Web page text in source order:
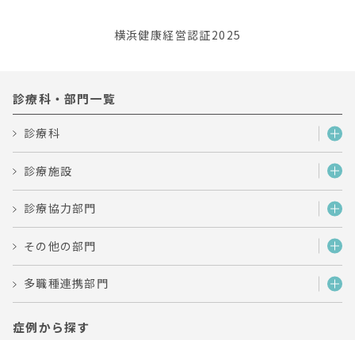
横浜健康経営認証2025
診療科・部門一覧
診療科
診療施設
診療協力部門
その他の部門
多職種連携部門
症例から探す